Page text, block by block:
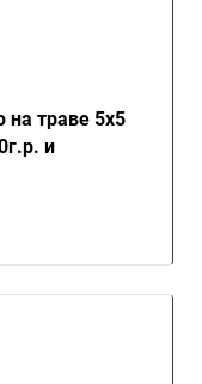
на траве 5x5
и